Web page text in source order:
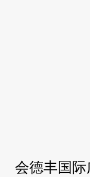
会德丰国